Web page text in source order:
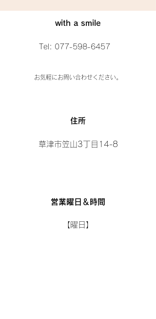
with a smile
Tel: 077-598-6457
お気軽にお問い合わせください。
​住所
草津市笠山3丁目14-8
営業曜日＆時間
【曜日】